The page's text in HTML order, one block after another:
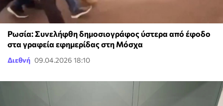
Ρωσία: Συνελήφθη δημοσιογράφος ύστερα από έφοδο
στα γραφεία εφημερίδας στη Μόσχα
Διεθνή 09.04.2026 18:10